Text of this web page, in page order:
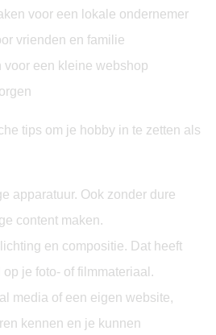
voor een lokale ondernemer
vrienden en familie
voor een kleine webshop
tips om je hobby in te zetten als
apparatuur. Ook zonder dure
content maken.
en compositie. Dat heeft
je foto- of filmmateriaal.
media of een eigen website,
kennen en je kunnen